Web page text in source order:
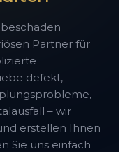
Partner für
defekt,
– wir
erstellen Ihnen
Sie uns einfach